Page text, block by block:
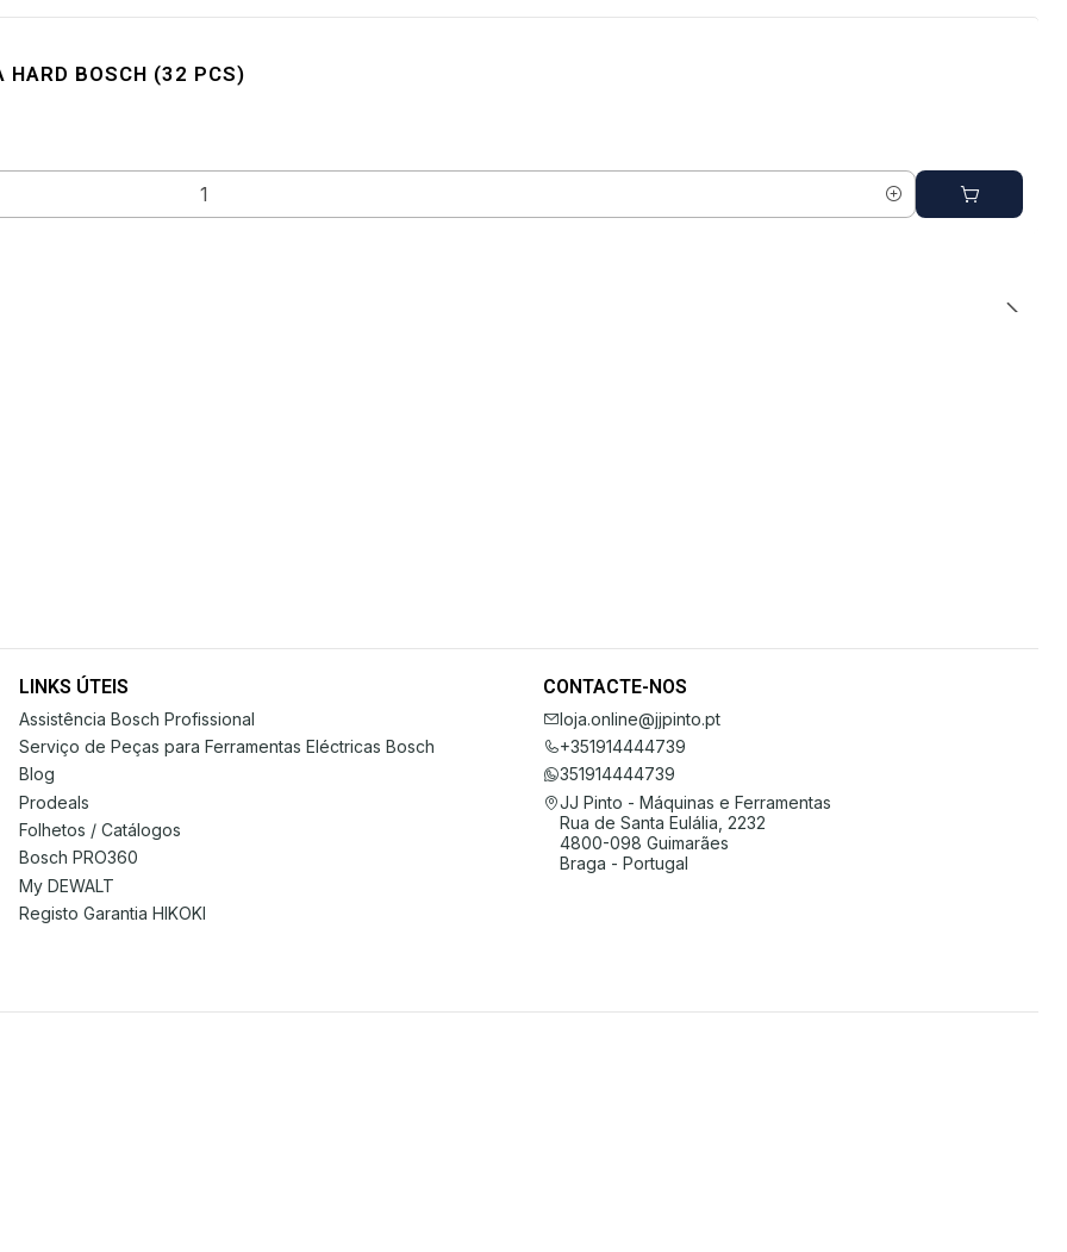
HARD BOSCH (32 PCS)
LINKS ÚTEIS
Assistência Bosch Profissional
Serviço de Peças para Ferramentas Eléctricas Bosch
Blog
Prodeals
Folhetos / Catálogos
Bosch PRO360
My DEWALT
Registo Garantia HIKOKI
CONTACTE-NOS
loja.online@jjpinto.pt
+351914444739
351914444739
JJ Pinto - Máquinas e Ferramentas
Rua de Santa Eulália, 2232
4800-098 Guimarães
Braga - Portugal